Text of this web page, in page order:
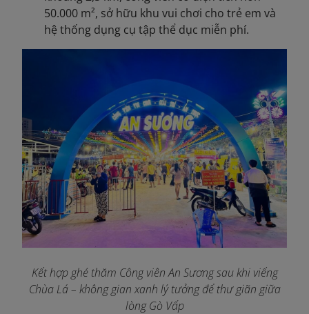
50.000 m², sở hữu khu vui chơi cho trẻ em và
hệ thống dụng cụ tập thể dục miễn phí.
Kết hợp ghé thăm Công viên An Sương sau khi viếng
Chùa Lá – không gian xanh lý tưởng để thư giãn giữa
lòng Gò Vấp